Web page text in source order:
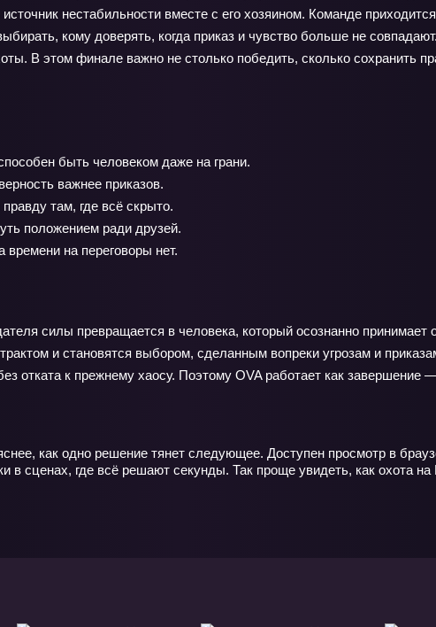
нестабильности вместе с его хозяином. Команде
кому доверять, когда приказ и чувство больше не
В этом финале важно не столько победить, сколько сохранить
быть человеком даже на грани.
важнее приказов.
там, где всё скрыто.
положением ради друзей.
на переговоры нет.
силы превращается в человека, который осознанно принимает
и становятся выбором, сделанным вопреки угрозам и
отката к прежнему хаосу. Поэтому OVA работает как
как одно решение тянет следующее. Доступен просмотр в
в сценах, где всё решают секунды. Так проще увидеть, как охота